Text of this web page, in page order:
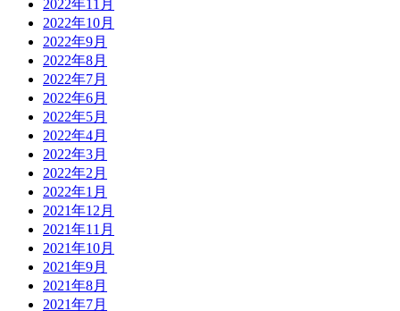
2022年11月
2022年10月
2022年9月
2022年8月
2022年7月
2022年6月
2022年5月
2022年4月
2022年3月
2022年2月
2022年1月
2021年12月
2021年11月
2021年10月
2021年9月
2021年8月
2021年7月